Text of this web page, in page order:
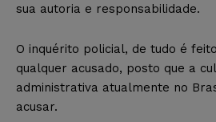
sua autoria e responsabilidade.
O inquérito policial, de tudo é
qualquer acusado, posto que a
administrativa atualmente no
acusar.